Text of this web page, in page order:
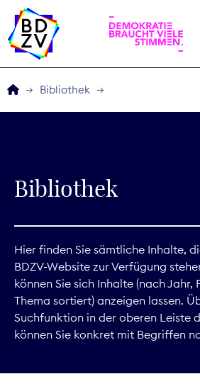
Service
Digitales
Kommunikation
Marktdaten
Bibliothek
Bibliothek
Hier finden Sie sämtliche Inhalte,
BDZV-Website zur Verfügung
können Sie sich Inhalte (nach
Thema sortiert) anzeigen lassen.
Suchfunktion in der oberen Leiste
können Sie konkret mit Begriffen